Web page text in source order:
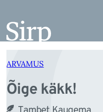
juurde
ARVAMUS
Õige käkk!